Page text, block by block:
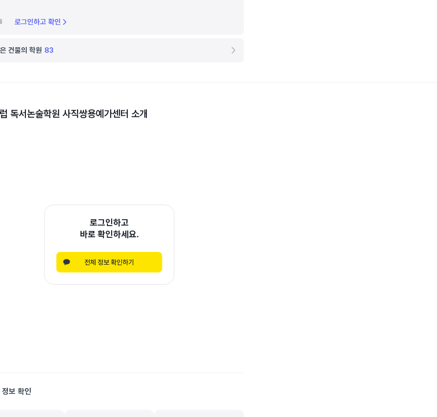
로그인하고 확인
건물의 학원 83
독서논술학원 사직쌍용예가센터 소개
로그인하고
바로 확인하세요.
전체 정보 확인하기
정보 확인